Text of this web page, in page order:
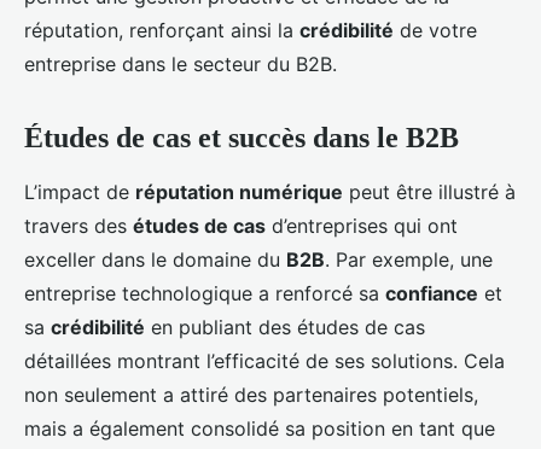
réputation, renforçant ainsi la crédibilité de votre
entreprise dans le secteur du B2B.
Études de cas et succès dans le B2B
L’impact de réputation numérique peut être illustré à
travers des études de cas d’entreprises qui ont
exceller dans le domaine du B2B. Par exemple, une
entreprise technologique a renforcé sa confiance et
sa crédibilité en publiant des études de cas
détaillées montrant l’efficacité de ses solutions. Cela
non seulement a attiré des partenaires potentiels,
mais a également consolidé sa position en tant que